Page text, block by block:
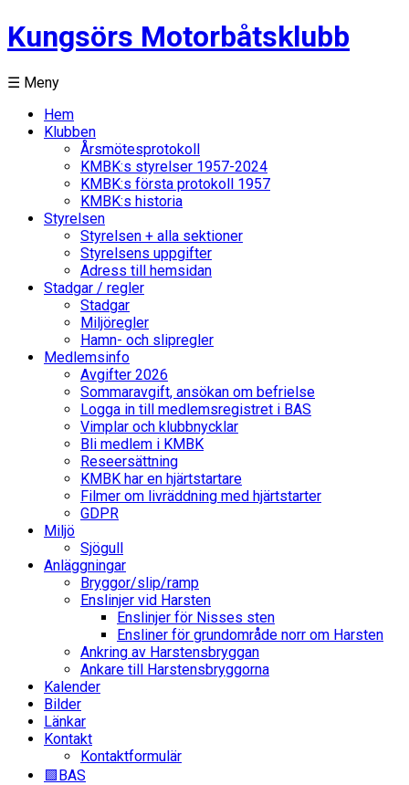
Kungsörs Motorbåtsklubb
☰ Meny
Hem
Klubben
Årsmötesprotokoll
KMBK:s styrelser 1957-2024
KMBK:s första protokoll 1957
KMBK:s historia
Styrelsen
Styrelsen + alla sektioner
Styrelsens uppgifter
Adress till hemsidan
Stadgar / regler
Stadgar
Miljöregler
Hamn- och slipregler
Medlemsinfo
Avgifter 2026
Sommaravgift, ansökan om befrielse
Logga in till medlemsregistret i BAS
Vimplar och klubbnycklar
Bli medlem i KMBK
Reseersättning
KMBK har en hjärtstartare
Filmer om livräddning med hjärtstarter
GDPR
Miljö
Sjögull
Anläggningar
Bryggor/slip/ramp
Enslinjer vid Harsten
Enslinjer för Nisses sten
Ensliner för grundområde norr om Harsten
Ankring av Harstensbryggan
Ankare till Harstensbryggorna
Kalender
Bilder
Länkar
Kontakt
Kontaktformulär
🟩BAS